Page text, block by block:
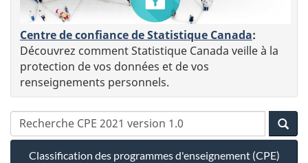
Centre de confiance de Statistique Canada:
Découvrez comment Statistique Canada veille à la
protection de vos données et de vos
renseignements personnels.
Classification des programmes d'enseignement (CPE)